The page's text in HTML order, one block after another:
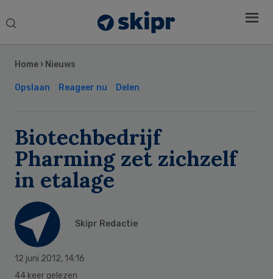
Search
Home › Nieuws
Opslaan Reageer nu Delen
Biotechbedrijf
Pharming zet zichzelf
in etalage
Skipr Redactie
12 juni 2012, 14:16
44 keer gelezen
Sidebar